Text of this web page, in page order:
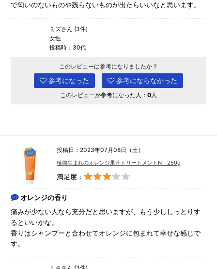
で匂いのないものや残らないものが出たらいいなと思います。
ミズさん (3件)
女性
投稿時：30代
このレビューは参考になりましたか？
参考になった 参考にならなかった
このレビューが参考になった人： 0人
投稿日：2023年07月08日（土）
植物生まれのオレンジ果汁トリートメントN 250g
満足度：
オレンジの香り
痛みが少ない人なら充分だと思いますが、もう少ししっとりす
るといいかな。
香りはシャンプーと合わせてオレンジに包まれて幸せな感じで
す。